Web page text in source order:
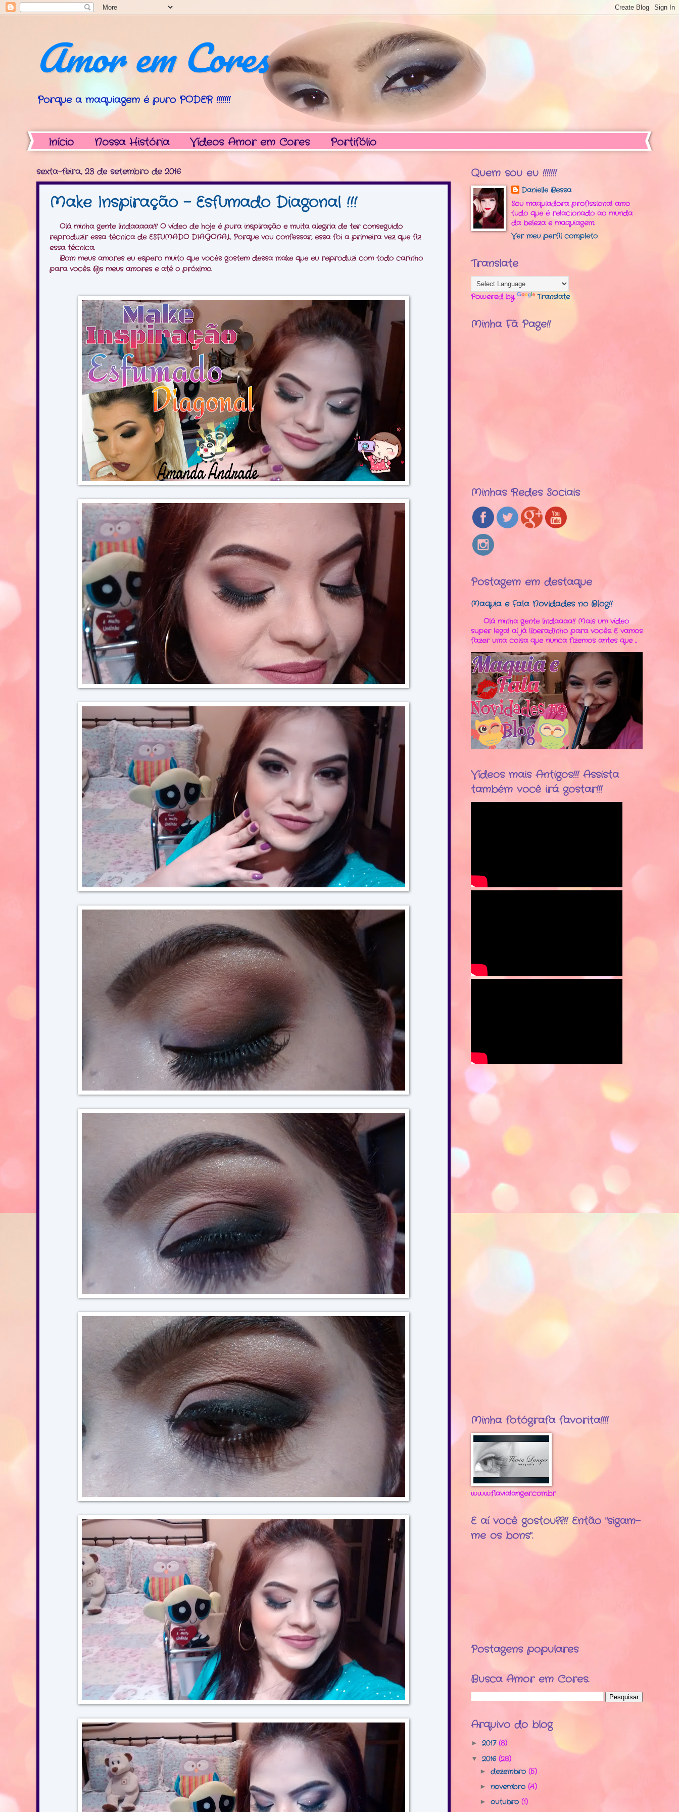
Amor em Cores
Porque a maquiagem é puro PODER !!!!!!!
Início Nossa História Vídeos Amor em Cores Portifólio
sexta-feira, 23 de setembro de 2016
Make Inspiração - Esfumado Diagonal !!!
Olá minha gente lindaaaaa!!! O vídeo de hoje é pura inspiração e muita alegria de ter conseguido
reproduzir essa técnica de ESFUMADO DIAGONAL. Porque vou confessar, essa foi a primeira vez que fiz
essa técnica.
Bom meus amores eu espero muito que vocês gostem dessa make que eu reproduzi com todo carinho
para vocês. Bjs meus amores e até o próximo.
Quem sou eu !!!!!!!
Danielle Bessa
Sou maquiadora profissional amo
tudo que é relacionado ao munda
da beleza e maquiagem.
Ver meu perfil completo
Translate
Powered by Translate
Minha Fã Page!!
Minhas Redes Sociais
Postagem em destaque
Maquia e Fala Novidades no Blog!!
Olá minha gente lindaaaa!! Mais um vídeo
super legal aí já liberadinho para vocês. E vamos
fazer uma coisa que nunca fizemos antes que ...
Vídeos mais Antigos!!! Assista
também você irá gostar!!!
Minha fotógrafa favorita!!!!
www.flavialanger.com.br
E aí você gostou??!! Então "sigam-
me os bons".
Postagens populares
Busca Amor em Cores.
Arquivo do blog
► 2017 (8)
▼ 2016 (28)
► dezembro (5)
► novembro (4)
► outubro (1)